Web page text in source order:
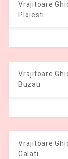
Vrajitoare
Ploiesti
Vrajitoare
Buzau
Vrajitoare
Galati